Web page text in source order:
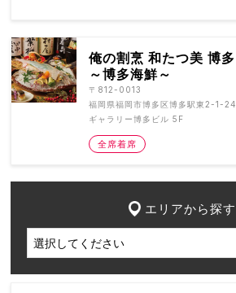
俺の割烹 和たつ美 博多
～博多海鮮～
〒812-0013
福岡県福岡市博多区博多駅東2-1-24
ギャラリー博多ビル 5F
全席着席
エリアから探す